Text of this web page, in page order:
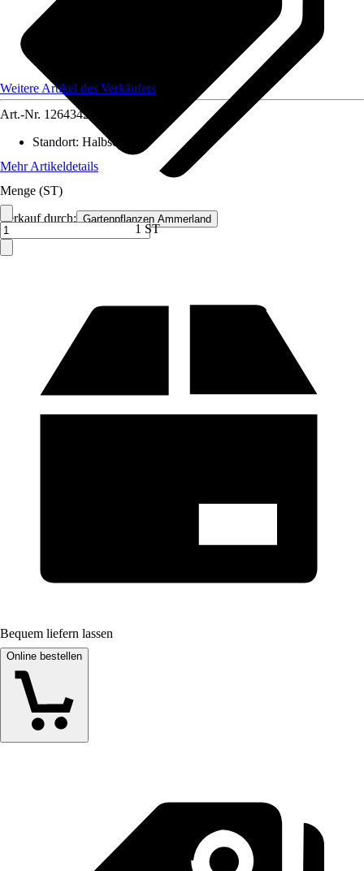
Verkauf durch: Gartenpflanzen Ammerland
Weitere Artikel des Verkäufers
Art.-Nr. 12643426
Standort: Halbschatten
Mehr Artikeldetails
Menge (ST)
1 ST
Bequem liefern lassen
Online bestellen